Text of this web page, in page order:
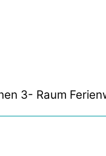
3- Raum